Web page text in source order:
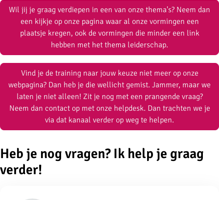
Wil jij je graag verdiepen in een van onze thema's? Neem dan
een kijkje op onze pagina waar al onze vormingen een
plaatsje kregen, ook de vormingen die minder een link
hebben met het thema leiderschap.
Vind je de training naar jouw keuze niet meer op onze
webpagina? Dan heb je die wellicht gemist. Jammer, maar we
laten je niet alleen! Zit je nog met een prangende vraag?
Neem dan contact op met onze helpdesk. Dan trachten we je
via dat kanaal verder op weg te helpen.
Heb je nog vragen? Ik help je graag
verder!